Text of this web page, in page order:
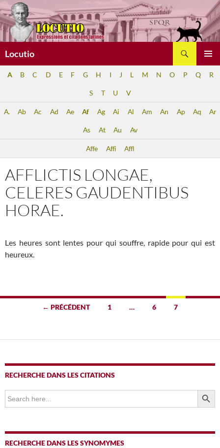
Aller
au
contenu
Locutio
A B C D E F G H I J L M N O P Q R
S T U V
A. Ab Ac Ad Ae Af Ag Ai Al Am An Ap Aq Ar
As At Au Av
Affe Affi Affl
AFFLICTIS LONGAE,
CELERES GAUDENTIBUS
HORAE.
Les heures sont lentes pour qui souffre, rapide pour qui est
heureux.
Navigation
articles
← PRÉCÉDENT 1 … 6 7
RECHERCHE DANS LES CITATIONS
Search
for:
SEARCH
RECHERCHE DANS LES SYNOMYMES